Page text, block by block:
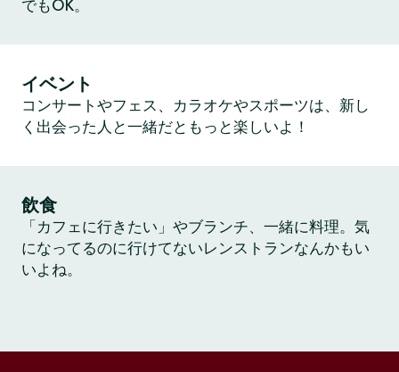
でもOK。
イベント
コンサートやフェス、カラオケやスポーツは、新し
く出会った人と一緒だともっと楽しいよ！
飲食
「カフェに行きたい」やブランチ、一緒に料理。気
になってるのに行けてないレンストランなんかもい
いよね。